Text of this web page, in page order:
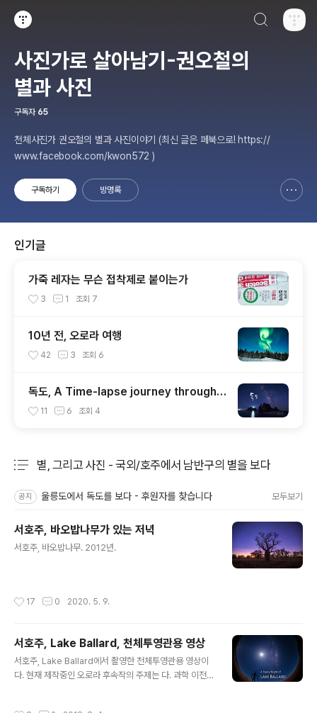
사진가로 살아남기-권오철의
별과 사진
구독자 65
천체사진가 권오철의 별과 사진이야기 (최신 글은 페북으로! https://
www.facebook.com/kwon572 )
구독하기 방명록
인기글
가죽 레자는 무슨 접착제로 붙이는가
3 1 조회 7
10년 전, 오로라 여행
42 3 조회 6
독도, A Time-lapse journey through
DOKDO, KOREA
11 6 조회 4
별, 그리고 사진 - 국외/호주에서 남반구의 별을 보다
공지 울릉도에서 독도를 보다 - 후원자를 찾습니다 모두보기
서호주, 바오밥나무가 있는 저녁
서호주, 바오밥나무. 2012년.
17 0 2020. 5. 9.
서호주, Lake Ballard, 천체투영관용 영상
서호주, Lake Ballard에서 촬영한 천체투영관용 영상이
다. 현재 제작중인 오로라 후속작의 주제는 다. 과학 이전